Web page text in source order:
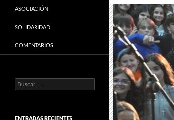
ASOCIACIÓN
SOLIDARIDAD
COMENTARIOS
Buscar:
ENTRADAS RECIENTES